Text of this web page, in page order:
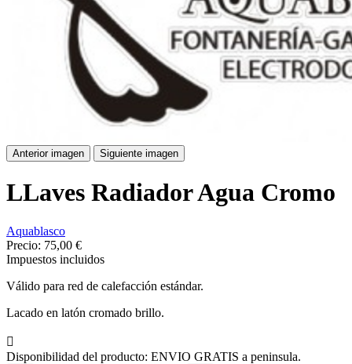
Anterior imagen Siguiente imagen
LLaves Radiador Agua Cromo
Aquablasco
Precio: 75,00 €
Impuestos incluidos
Válido para red de calefacción estándar.
Lacado en latón cromado brillo.

Disponibilidad del producto: ENVIO GRATIS a peninsula.